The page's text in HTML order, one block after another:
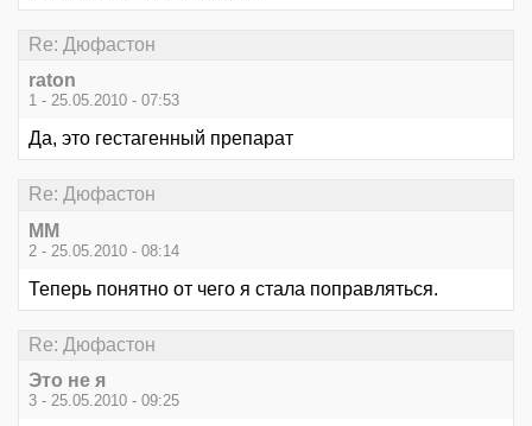
Re: Дюфастон
raton
1 - 25.05.2010 - 07:53
Да, это гестагенный препарат
Re: Дюфастон
MM
2 - 25.05.2010 - 08:14
Теперь понятно от чего я стала поправляться.
Re: Дюфастон
Это не я
3 - 25.05.2010 - 09:25